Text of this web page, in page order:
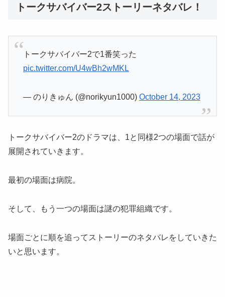
トークサバイバー2ストーリーネタバレ！
トークサバイバー2で1番笑った
pic.twitter.com/U4wBh2wMKL
— のりきゅん (@norikyun1000) October 14, 2023
トークサバイバー2のドラマは、1と同様2つの場面で話が
展開されていきます。
最初の場面は病院。
そして、もう一つの場面は謎の犯罪組織です。
場面ごとに順を追ってストーリーのネタバレをしていきた
いと思います。